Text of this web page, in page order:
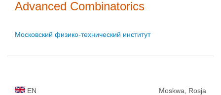
Advanced Combinatorics
Московский физико-технический институт
EN Moskwa, Rosja